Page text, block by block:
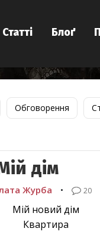
Статті Блоґ
Обговорення
дім
Журба • 20
Мій новий дім
Квартира